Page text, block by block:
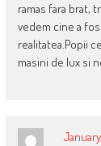
ramas fara brat,
vedem cine a
realitatea.Popii
masini de lux si
January